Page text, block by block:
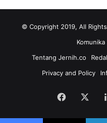
© Copyright 2019, All
Komunika
Tentang Jernih.co
Privacy and Policy
Facebook